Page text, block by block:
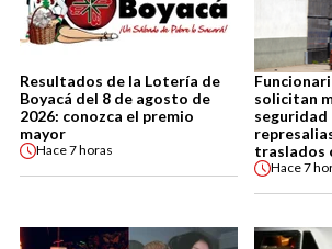
Resultados de la Lotería de
Boyacá del 8 de agosto de
2026: conozca el premio
mayor
Hace7 horas
solicitan
seguridad
traslados
Hace7